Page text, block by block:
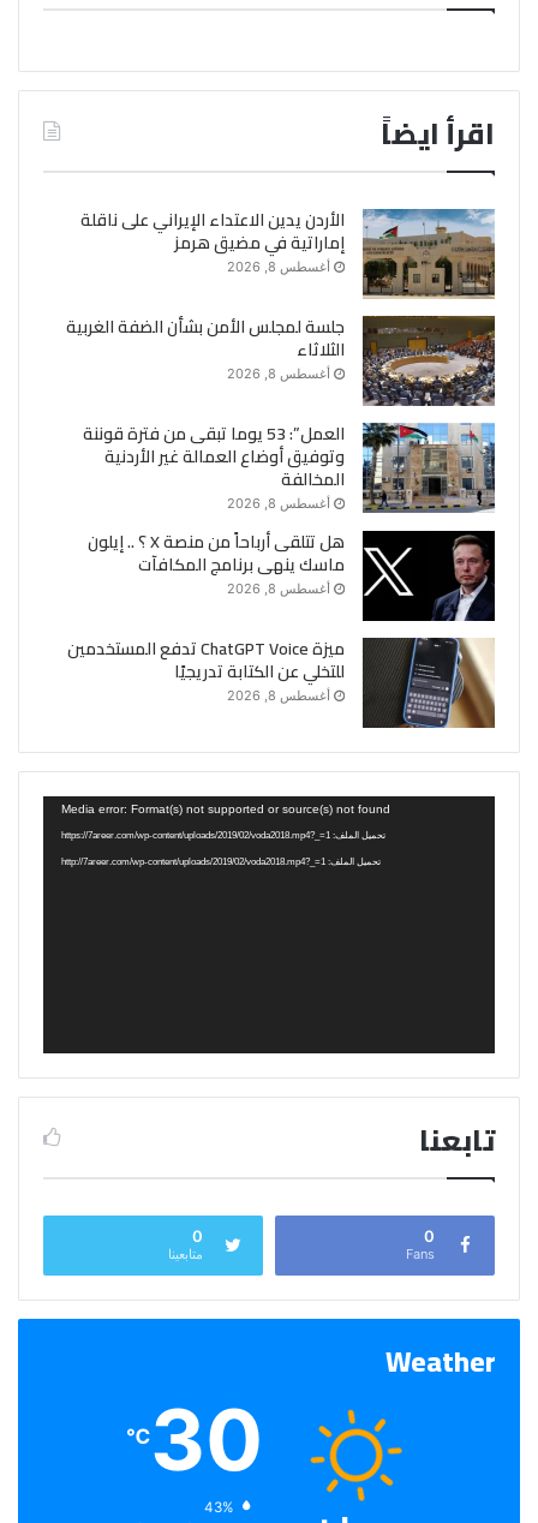
اقرأ ايضاً
الأردن يدين الاعتداء الإيراني على ناقلة
إماراتية في مضيق هرمز
أغسطس 8, 2026
جلسة لمجلس الأمن بشأن الضفة الغربية
الثلاثاء
أغسطس 8, 2026
العمل”: 53 يوما تبقى من فترة قوننة
وتوفيق أوضاع العمالة غير الأردنية
المخالفة
أغسطس 8, 2026
هل تتلقى أرباحاً من منصة X ؟ .. إيلون
ماسك ينهى برنامج المكافآت
أغسطس 8, 2026
ميزة ChatGPT Voice تدفع المستخدمين
للتخلي عن الكتابة تدريجيًا
أغسطس 8, 2026
Media error: Format(s) not supported or source(s) not found
تحميل الملف: https://7areer.com/wp-content/uploads/2019/02/voda2018.mp4?_=1
تحميل الملف: http://7areer.com/wp-content/uploads/2019/02/voda2018.mp4?_=1
تابعنا
0
Fans
0
متابعينا
Weather
30
℃
الرطوبة: